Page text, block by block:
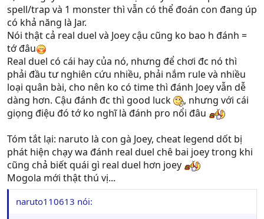
spell/trap và 1 monster thì vẫn có thể đoán con đang úp
có khả năng là Jar.
Nói thật cả real duel và Joey cậu cũng ko bao h đánh =
tớ đâu
Real duel có cái hay của nó, nhưng để chơi đc nó thì
phải đầu tư nghiên cứu nhiều, phải nắm rule và nhiều
loại quân bài, cho nên ko có time thì đánh Joey vẫn dễ
dàng hơn. Cậu đánh đc thì good luck
, nhưng với cái
giọng điệu đó tớ ko nghĩ là đánh pro nổi đâu
Tóm tắt lại: naruto là con gà Joey, cheat legend dốt bị
phát hiện chạy wa đánh real duel chê bai joey trong khi
cũng chả biết quái gì real duel hơn joey
Mogola mới thật thú vị...
naruto110613 nói: